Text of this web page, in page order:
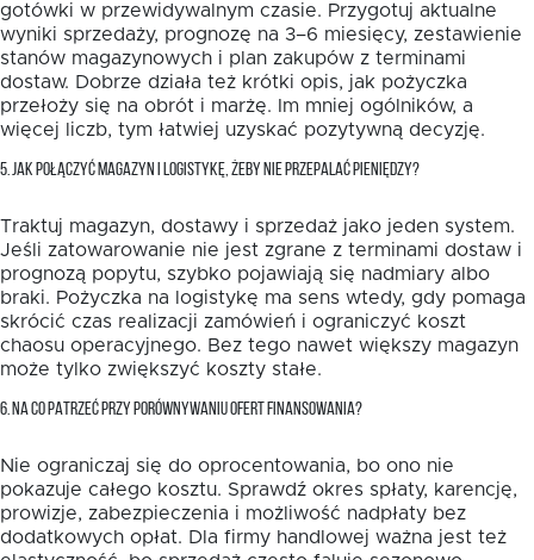
gotówki w przewidywalnym czasie. Przygotuj aktualne
wyniki sprzedaży, prognozę na 3–6 miesięcy, zestawienie
stanów magazynowych i plan zakupów z terminami
dostaw. Dobrze działa też krótki opis, jak pożyczka
przełoży się na obrót i marżę. Im mniej ogólników, a
więcej liczb, tym łatwiej uzyskać pozytywną decyzję.
5. JAK POŁĄCZYĆ MAGAZYN I LOGISTYKĘ, ŻEBY NIE PRZEPALAĆ PIENIĘDZY?
Traktuj magazyn, dostawy i sprzedaż jako jeden system.
Jeśli zatowarowanie nie jest zgrane z terminami dostaw i
prognozą popytu, szybko pojawiają się nadmiary albo
braki. Pożyczka na logistykę ma sens wtedy, gdy pomaga
skrócić czas realizacji zamówień i ograniczyć koszt
chaosu operacyjnego. Bez tego nawet większy magazyn
może tylko zwiększyć koszty stałe.
6. NA CO PATRZEĆ PRZY PORÓWNYWANIU OFERT FINANSOWANIA?
Nie ograniczaj się do oprocentowania, bo ono nie
pokazuje całego kosztu. Sprawdź okres spłaty, karencję,
prowizje, zabezpieczenia i możliwość nadpłaty bez
dodatkowych opłat. Dla firmy handlowej ważna jest też